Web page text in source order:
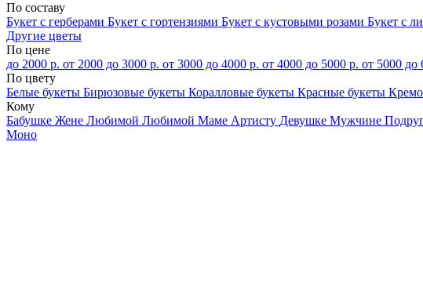
По составу
Букет с герберами Букет с гортензиями Букет с кустовыми розами Букет с
Другие цветы
По цене
до 2000 р. от 2000 до 3000 р. от 3000 до 4000 р. от 4000 до 5000 р. от 5000 до
По цвету
Белые букеты Бирюзовые букеты Коралловые букеты Красные букеты
Кому
Бабушке Жене Любимой Любимой Маме Артисту Девушке Мужчине
Моно